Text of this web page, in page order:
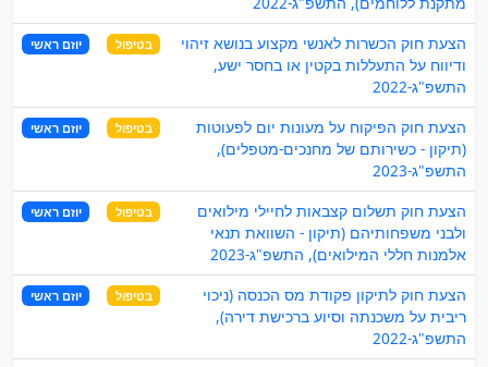
הצעת חוק הכשרות לאנשי מקצוע בנושא זיהוי
ודיווח על התעללות בקטין או בחסר ישע,
התשפ"ג-2022
בטיפול יוזם ראשי
הצעת חוק הפיקוח על מעונות יום לפעוטות
(תיקון - כשירותם של מחנכים-מטפלים),
התשפ"ג-2023
בטיפול יוזם ראשי
הצעת חוק תשלום קצבאות לחיילי מילואים
ולבני משפחותיהם (תיקון - השוואת תנאי
אלמנות חללי המילואים), התשפ"ג-2023
בטיפול יוזם ראשי
הצעת חוק לתיקון פקודת מס הכנסה (ניכוי
ריבית על משכנתה וסיוע ברכישת דירה),
התשפ"ג-2022
בטיפול יוזם ראשי